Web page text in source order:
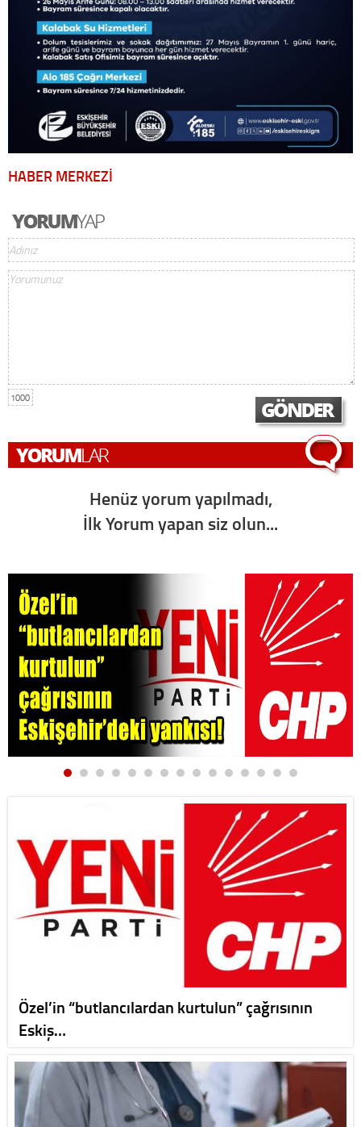
HABER MERKEZİ
1000
Henüz yorum yapılmadı,
İlk Yorum yapan siz olun...
Özel’in “butlancılardan kurtulun” çağrısının
Eskiş…